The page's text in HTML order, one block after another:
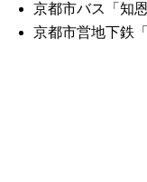
京都市バス「知
京都市営地下鉄